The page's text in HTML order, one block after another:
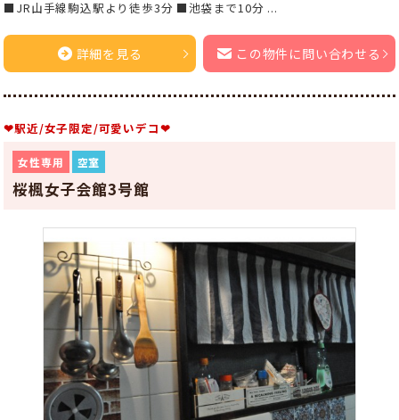
■JR山手線駒込駅より徒歩3分 ■池袋まで10分 ...
詳細を見る この物件に問い合わせる
❤駅近/女子限定/可愛いデコ❤
女性専用 空室
桜楓女子会館3号館